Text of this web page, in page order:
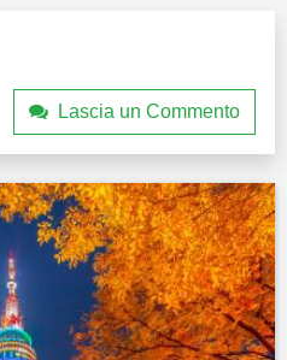
Lascia un Commento